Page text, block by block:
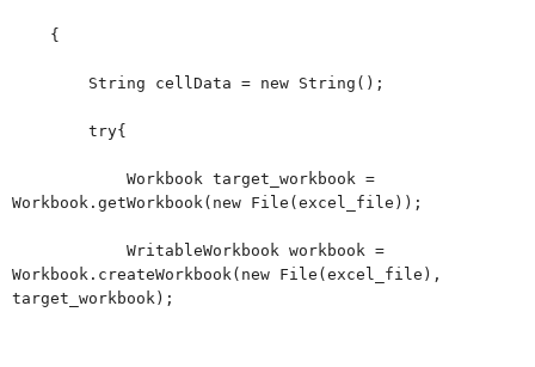
{
String cellData = new String();
try{
Workbook target_workbook =
Workbook.getWorkbook(new File(excel_file));
WritableWorkbook workbook =
Workbook.createWorkbook(new File(excel_file),
target_workbook);